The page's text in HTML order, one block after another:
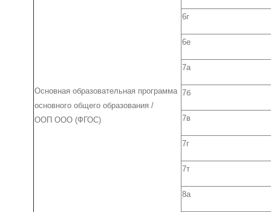
Основная образовательная программа
основного общего образования /
ООП ООО (ФГОС)
6г
6е
7а
7б
7в
7г
7т
8а